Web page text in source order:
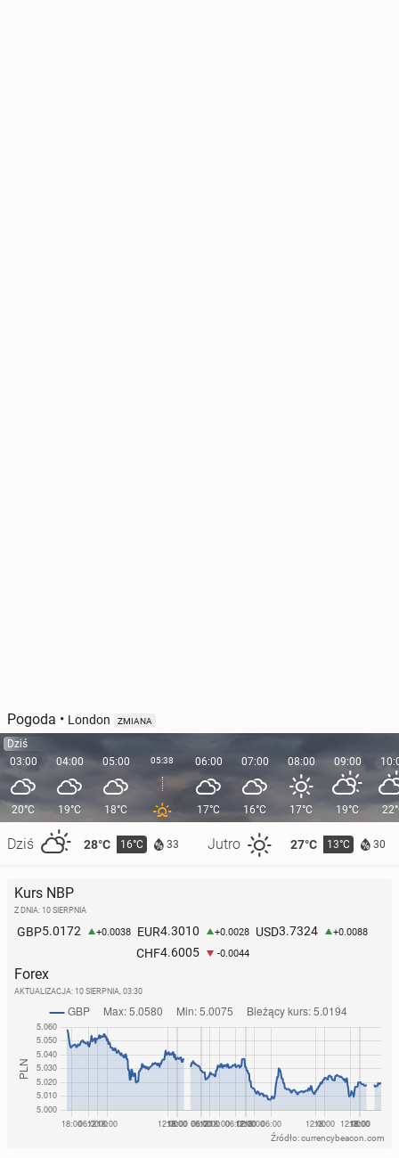
Pogoda • London ZMIANA
Dziś
03:00
20°C
Dziś 28°C 16°C 33 Jutro 27°C 13°C 30
04:00
19°C
05:00
18°C
05:38 06:00
17°C
07:00
16°C
08:00
17°C
09:00
19°C
Kurs NBP
Z DNIA: 10 SIERPNIA
GBP5.0172 +0.0038 EUR4.3010 +0.0028 USD3.7324 +0.0088
CHF4.6005 -0.0044
Forex
AKTUALIZACJA: 10 SIERPNIA, 03:30
Źródło: currencybeacon.com